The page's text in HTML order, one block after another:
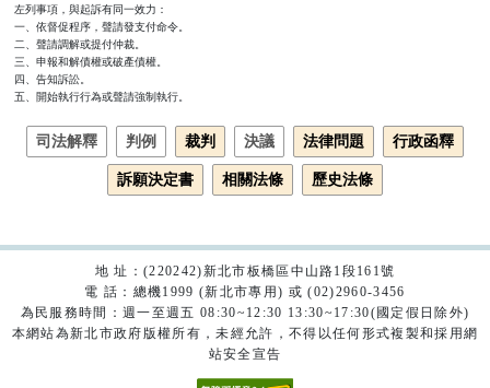
左列事項，與起訴有同一效力：
一、依督促程序，聲請發支付命令。
二、聲請調解或提付仲裁。
三、申報和解債權或破產債權。
四、告知訴訟。
五、開始執行行為或聲請強制執行。
司法解釋 判例 裁判 決議 法律問題 行政函釋
訴願決定書 相關法條 歷史法條
地 址：(220242)新北市板橋區中山路1段161號
電 話：總機1999 (新北市專用) 或 (02)2960-3456
為民服務時間：週一至週五 08:30~12:30 13:30~17:30(國定假日除外)
本網站為新北市政府版權所有，未經允許，不得以任何形式複製和採用網
站安全宣告